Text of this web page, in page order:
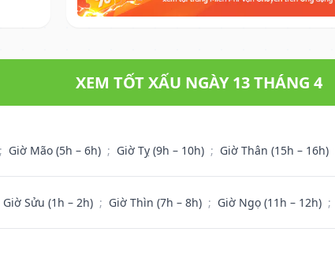
XEM TỐT XẤU NGÀY 13 THÁNG 4
; Giờ Mão (5h – 6h) ; Giờ Tỵ (9h – 10h) ; Giờ Thân (15h – 16h)
Giờ Sửu (1h – 2h) ; Giờ Thìn (7h – 8h) ; Giờ Ngọ (11h – 12h) ;